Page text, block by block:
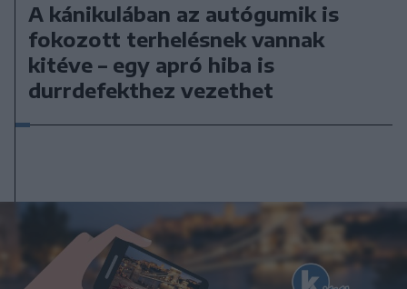
A kánikulában az autógumik is
fokozott terhelésnek vannak
kitéve – egy apró hiba is
durrdefekthez vezethet